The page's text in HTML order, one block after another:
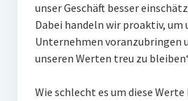
unser Geschäft besser
Dabei handeln wir proaktiv, um
Unternehmen voranzubringen
unseren Werten treu zu
Wie schlecht es um diese